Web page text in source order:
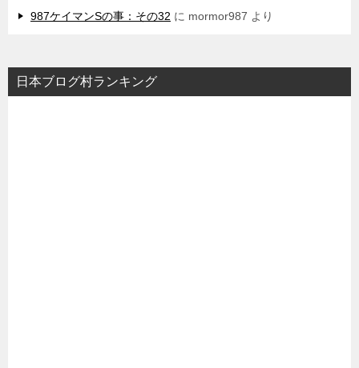
987ケイマンSの事：その32 に mormor987 より
日本ブログ村ランキング